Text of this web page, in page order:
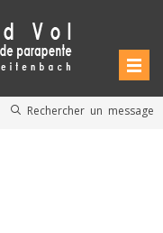
Rechercher un message